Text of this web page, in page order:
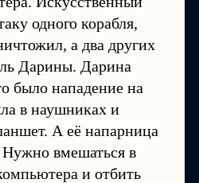
одного корабля,
а два других
Дарины. Дарина
было нападение на
в наушниках и
А её напарница
Нужно вмешаться в
и отбить